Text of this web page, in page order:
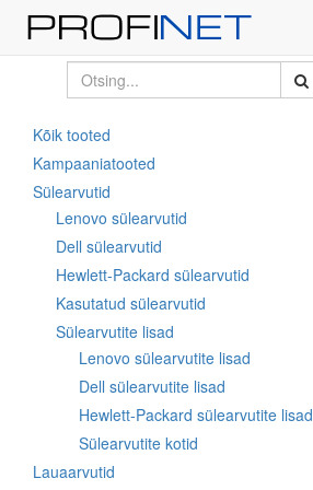
Kõik tooted
Kampaaniatooted
Sülearvutid
Lenovo sülearvutid
Dell sülearvutid
Hewlett-Packard sülearvutid
Kasutatud sülearvutid
Sülearvutite lisad
Lenovo sülearvutite lisad
Dell sülearvutite lisad
Hewlett-Packard sülearvutite lisad
Sülearvutite kotid
Lauaarvutid